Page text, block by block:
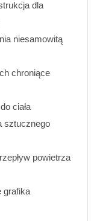
dla
niesamowitą
chroniące
ciała
sztucznego
powietrza
grafika